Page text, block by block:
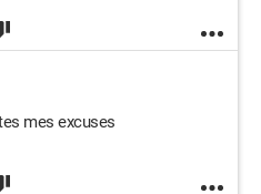
mes excuses